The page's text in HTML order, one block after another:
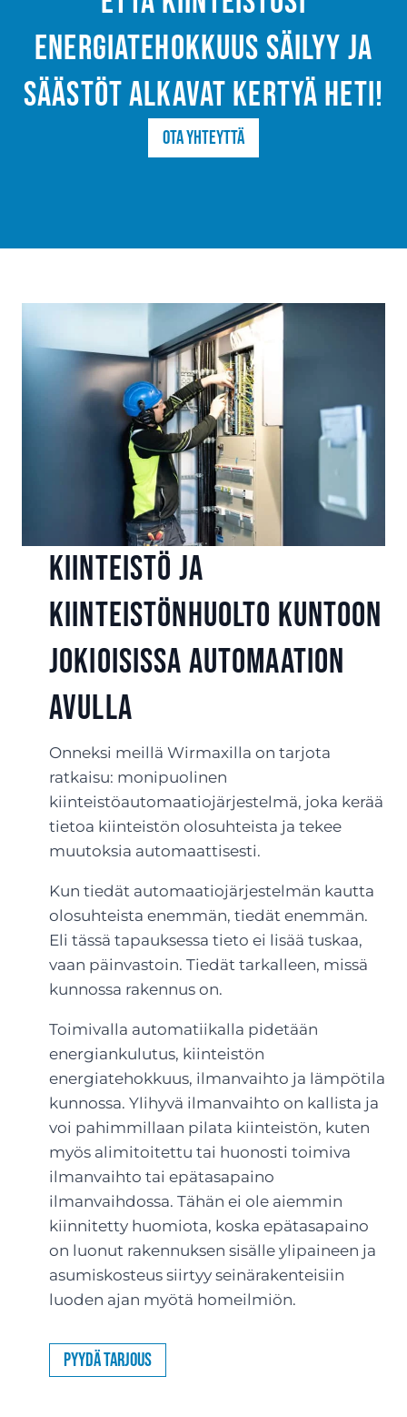
energiatehokkuus säilyy ja
säästöt alkavat kertyä heti!
Ota yhteyttä
Kiinteistö ja
kiinteistönhuolto kuntoon
Jokioisissa automaation
avulla
Onneksi meillä Wirmaxilla on tarjota
ratkaisu: monipuolinen
kiinteistöautomaatiojärjestelmä, joka kerää
tietoa kiinteistön olosuhteista ja tekee
muutoksia automaattisesti.
Kun tiedät automaatiojärjestelmän kautta
olosuhteista enemmän, tiedät enemmän.
Eli tässä tapauksessa tieto ei lisää tuskaa,
vaan päinvastoin. Tiedät tarkalleen, missä
kunnossa rakennus on.
Toimivalla automatiikalla pidetään
energiankulutus, kiinteistön
energiatehokkuus, ilmanvaihto ja lämpötila
kunnossa. Ylihyvä ilmanvaihto on kallista ja
voi pahimmillaan pilata kiinteistön, kuten
myös alimitoitettu tai huonosti toimiva
ilmanvaihto tai epätasapaino
ilmanvaihdossa. Tähän ei ole aiemmin
kiinnitetty huomiota, koska epätasapaino
on luonut rakennuksen sisälle ylipaineen ja
asumiskosteus siirtyy seinärakenteisiin
luoden ajan myötä homeilmiön.
Pyydä tarjous